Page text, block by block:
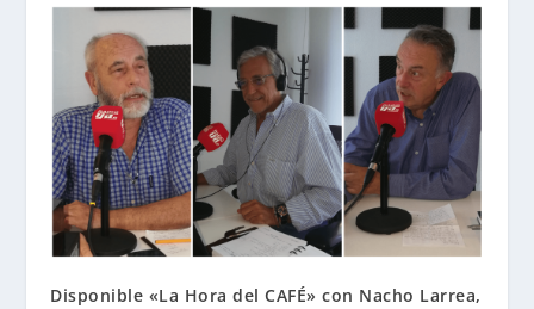
Disponible «La Hora del CAFÉ» con Nacho Larrea,